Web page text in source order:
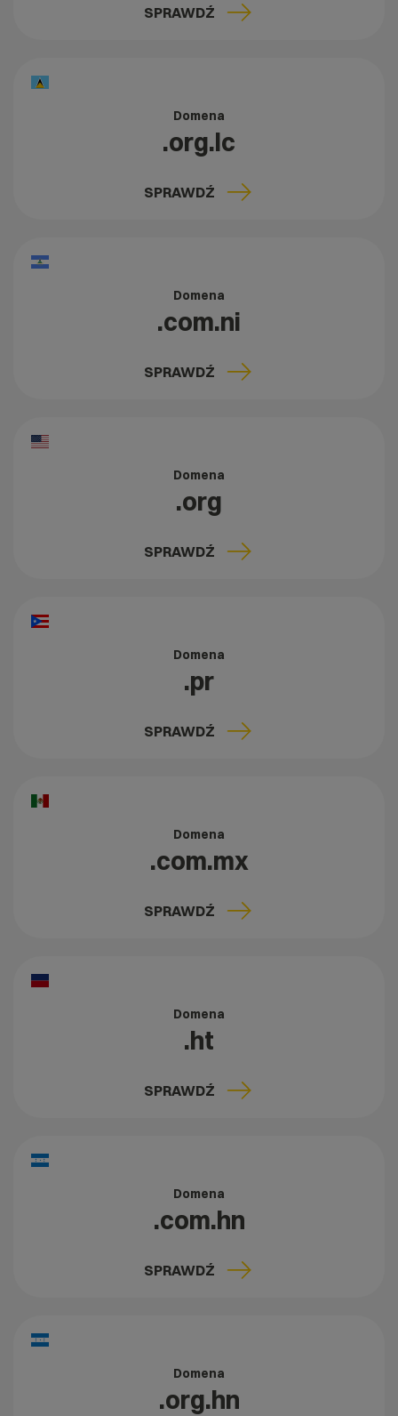
SPRAWDŹ
Domena
.org.lc
SPRAWDŹ
Domena
.com.ni
SPRAWDŹ
Domena
.org
SPRAWDŹ
Domena
.pr
SPRAWDŹ
Domena
.com.mx
SPRAWDŹ
Domena
.ht
SPRAWDŹ
Domena
.com.hn
SPRAWDŹ
Domena
.org.hn